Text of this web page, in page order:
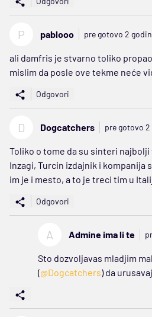
P pablooo pre gotovo 2
ali damfris je stvarno toliko
mislim da posle ove tekme neće
Odgovori
D Dogcatchers pre gotovo
Toliko o tome da su sinteri najbolji
Inzagi, Turcin izdajnik i kompanija
im je i mesto, a to je treci tim u
Odgovori
A Admine ima li te
Sto dozvoljavas mladjim
(@Dogcatchers) da